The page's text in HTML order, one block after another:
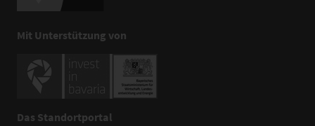
Mit Unterstützung von
Das Standortportal